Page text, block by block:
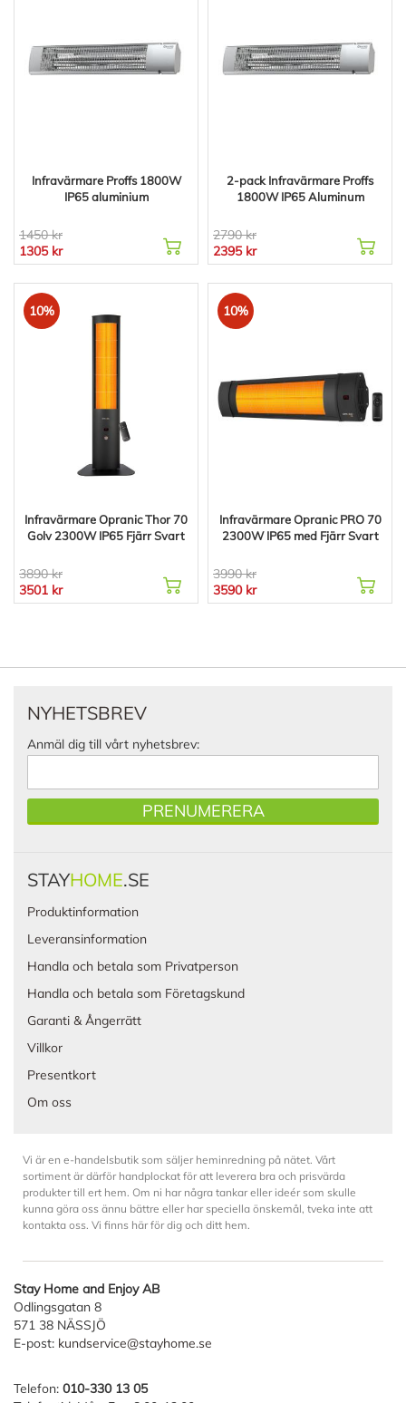
Infravärmare Proffs 1800W
IP65 aluminium
1450 kr
1305 kr
2-pack Infravärmare Proffs
1800W IP65 Aluminum
2790 kr
2395 kr
10%
Infravärmare Opranic Thor 70
Golv 2300W IP65 Fjärr Svart
3890 kr
3501 kr
10%
Infravärmare Opranic PRO 70
2300W IP65 med Fjärr Svart
3990 kr
3590 kr
NYHETSBREV
Anmäl dig till vårt nyhetsbrev:
PRENUMERERA
STAYHOME.SE
Produktinformation
Leveransinformation
Handla och betala som Privatperson
Handla och betala som Företagskund
Garanti & Ångerrätt
Villkor
Presentkort
Om oss
Vi är en e-handelsbutik som säljer heminredning på nätet. Vårt
sortiment är därför handplockat för att leverera bra och prisvärda
produkter till ert hem. Om ni har några tankar eller ideér som skulle
kunna göra oss ännu bättre eller har speciella önskemål, tveka inte att
kontakta oss. Vi finns här för dig och ditt hem.
Stay Home and Enjoy AB
Odlingsgatan 8
571 38 NÄSSJÖ
E-post: kundservice@stayhome.se
Telefon: 010-330 13 05